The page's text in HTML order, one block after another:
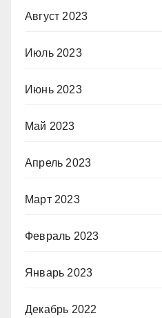
Август 2023
Июль 2023
Июнь 2023
Май 2023
Апрель 2023
Март 2023
Февраль 2023
Январь 2023
Декабрь 2022